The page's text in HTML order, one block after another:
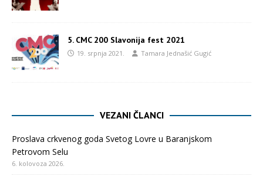
5. CMC 200 Slavonija fest 2021
19. srpnja 2021. Tamara Jednašić Gugić
VEZANI ČLANCI
Proslava crkvenog goda Svetog Lovre u Baranjskom
Petrovom Selu
6. kolovoza 2026.